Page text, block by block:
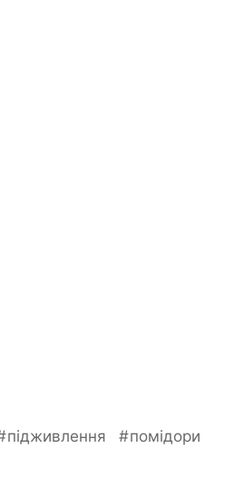
підживлення
помідори